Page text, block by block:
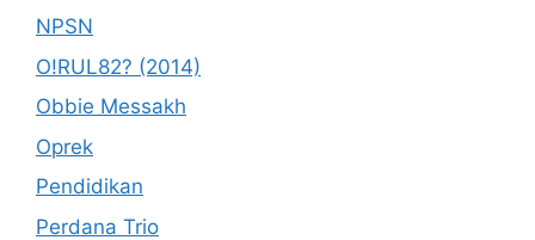
NPSN
O!RUL82? (2014)
Obbie Messakh
Oprek
Pendidikan
Perdana Trio